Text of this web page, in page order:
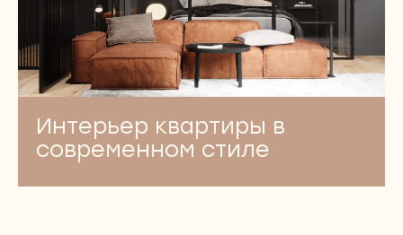
Интерьер квартиры в
современном стиле